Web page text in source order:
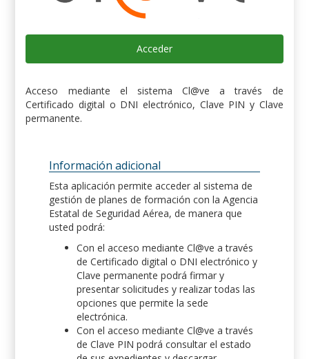
Acceder
Acceso mediante el sistema Cl@ve a través de
Certificado digital o DNI electrónico, Clave PIN y Clave
permanente.
Información adicional
Esta aplicación permite acceder al sistema de
gestión de planes de formación con la Agencia
Estatal de Seguridad Aérea, de manera que
usted podrá:
Con el acceso mediante Cl@ve a través
de Certificado digital o DNI electrónico y
Clave permanente podrá firmar y
presentar solicitudes y realizar todas las
opciones que permite la sede
electrónica.
Con el acceso mediante Cl@ve a través
de Clave PIN podrá consultar el estado